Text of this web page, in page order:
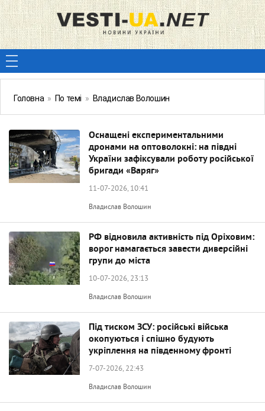
Головна » По темі » Владислав Волошин
Оснащені експериментальними
дронами на оптоволокні: на півдні
України зафіксували роботу російської
бригади «Варяг»
11-07-2026, 10:41
Владислав Волошин
РФ відновила активність під Оріховим:
ворог намагається завести диверсійні
групи до міста
10-07-2026, 23:13
Владислав Волошин
Під тиском ЗСУ: російські війська
окопуються і спішно будують
укріплення на південному фронті
7-07-2026, 22:43
Владислав Волошин